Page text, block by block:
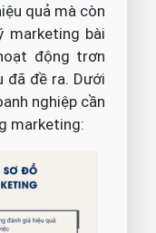
quả mà còn
marketing bài
động trơn
đề ra. Dưới
nghiệp cần
marketing: